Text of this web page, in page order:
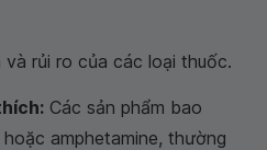
rủi ro của các loại thuốc.
Các sản phẩm bao
amphetamine, thường